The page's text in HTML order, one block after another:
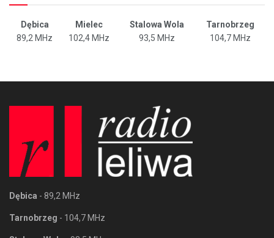
Dębica Mielec Stalowa Wola
Tarnobrzeg
89,2 MHz
102,4 MHz 93,5 MHz 104,7 MHz
Dębica - 89,2 MHz
Tarnobrzeg - 104,7 MHz